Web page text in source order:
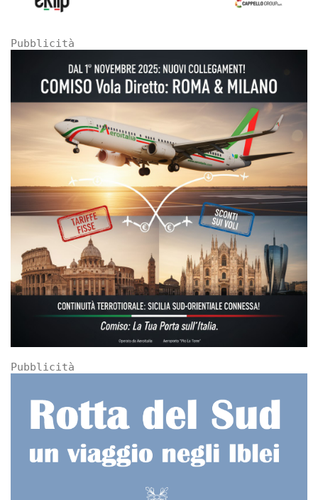
Pubblicità
Pubblicità